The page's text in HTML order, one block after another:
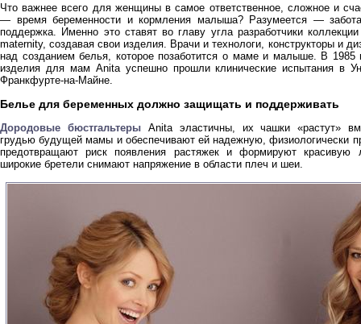
Что важнее всего для женщины в самое ответственное, сложное и
— время беременности и кормления малыша? Разумеется —
поддержка. Именно это ставят во главу угла разработчики
maternity, создавая свои изделия. Врачи и технологи, конструкторы и
над созданием белья, которое позаботится о маме и малыше. В 1985
изделия для мам Anita успешно прошли клинические испытания в
Франкфурте-на-Майне.
Белье для беременных должно защищать и поддерживать
Дородовые бюстгальтерыAnita эластичны, их чашки «растут»
грудью будущей мамы и обеспечивают ей надежную, физиологически
предотвращают риск появления растяжек и формируют красивую
широкие бретели снимают напряжение в области плеч и шеи.